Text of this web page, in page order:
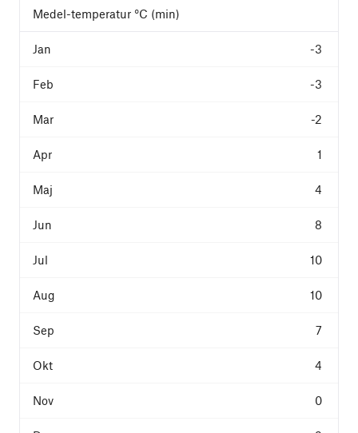
Medel-temperatur °C (min)
-3
-3
-2
1
4
8
10
10
7
4
0